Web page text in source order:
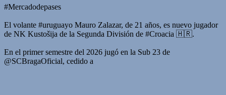
#Mercadodepases
El volante #uruguayo Mauro Zalazar, de 21 años, es nuevo jugador
de NK Kustošija de la Segunda División de #Croacia 🇭🇷.
En el primer semestre del 2026 jugó en la Sub 23 de
@SCBragaOficial, cedido a